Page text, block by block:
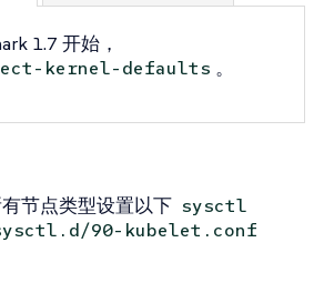
1.7 开始，
kernel-defaults 。
节点类型设置以下 sysctl
90-kubelet.conf